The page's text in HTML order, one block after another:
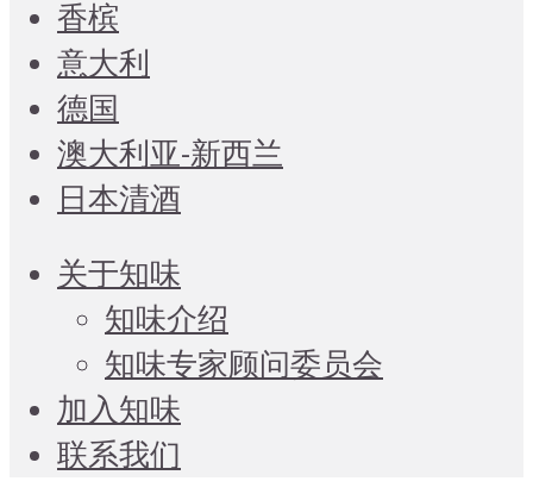
香槟
意大利
德国
澳大利亚-新西兰
日本清酒
关于知味
知味介绍
知味专家顾问委员会
加入知味
联系我们